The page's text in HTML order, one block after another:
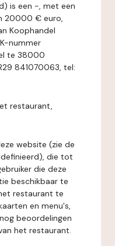
is een -, met een
20000 € euro,
Koophandel
nummer
te 38000
841070063, tel:
restaurant,
website (zie de
die tot
die deze
beschikbaar te
restaurant te
en menu's,
beoordelingen
het restaurant.